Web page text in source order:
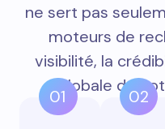
ne sert pas
moteurs de
visibilité, la
globale de
01 02